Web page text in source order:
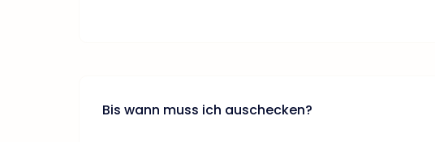
Bis wann muss ich auschecken?